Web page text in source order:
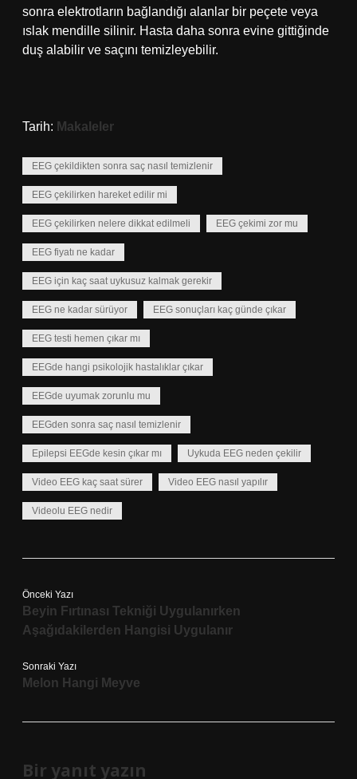
sonra elektrotların bağlandığı alanlar bir peçete veya
ıslak mendille silinir. Hasta daha sonra evine gittiğinde
duş alabilir ve saçını temizleyebilir.
Tarih: Makaleler
EEG çekildikten sonra saç nasıl temizlenir
EEG çekilirken hareket edilir mi
EEG çekilirken nelere dikkat edilmeli EEG çekimi zor mu
EEG fiyatı ne kadar
EEG için kaç saat uykusuz kalmak gerekir
EEG ne kadar sürüyor EEG sonuçları kaç günde çıkar
EEG testi hemen çıkar mı
EEGde hangi psikolojik hastalıklar çıkar
EEGde uyumak zorunlu mu
EEGden sonra saç nasıl temizlenir
Epilepsi EEGde kesin çıkar mı Uykuda EEG neden çekilir
Video EEG kaç saat sürer Video EEG nasıl yapılır
Videolu EEG nedir
Önceki Yazı
Beyin Fırtınası Tekniği Uygulanırken
Aşağıdakilerden Hangisi Uygulanır
Sonraki Yazı
Melon Hangi Meyve
Bir yanıt yazın